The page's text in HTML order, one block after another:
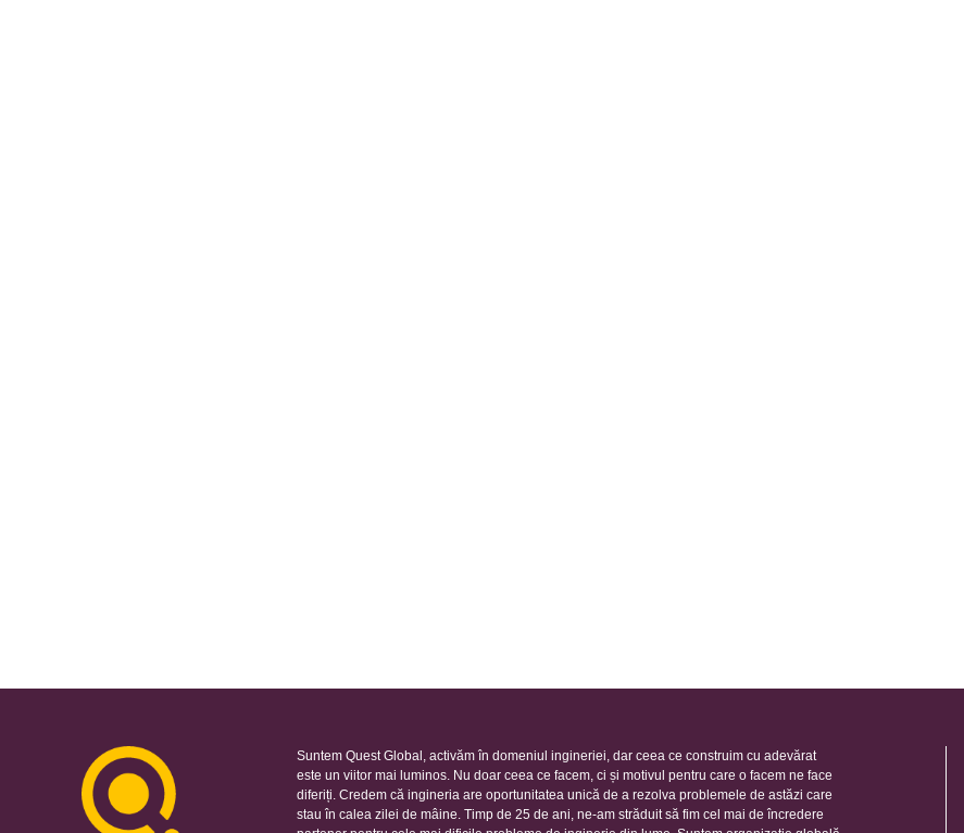
Suntem Quest Global, activăm în domeniul ingineriei, dar ceea ce construim cu adevărat
este un viitor mai luminos. Nu doar ceea ce facem, ci și motivul pentru care o facem ne face
diferiți. Credem că ingineria are oportunitatea unică de a rezolva problemele de astăzi care
stau în calea zilei de mâine. Timp de 25 de ani, ne-am străduit să fim cel mai de încredere